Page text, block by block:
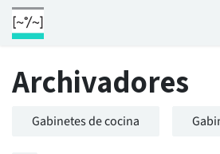
Ir al contenido
Archivadores
Gabinetes de cocina